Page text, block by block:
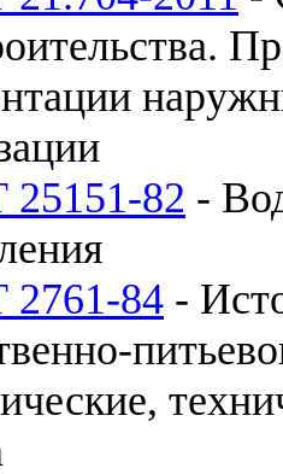
82 -
84 -